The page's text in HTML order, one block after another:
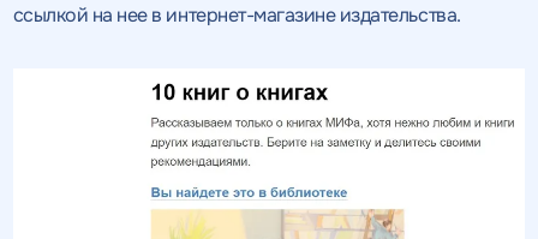
ссылкой на нее в интернет-магазине издательства.